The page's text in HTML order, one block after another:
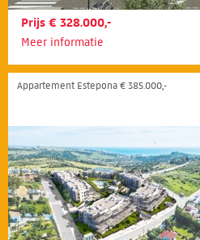
Prijs € 328.000,-
Meer informatie
Appartement Estepona € 385.000,-